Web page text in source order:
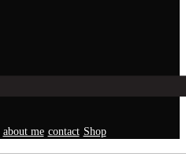
about me contact Shop